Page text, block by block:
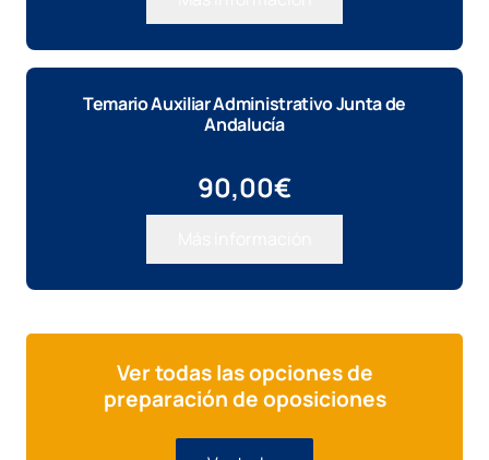
era:
es:
Temario Auxiliar Administrativo Junta de
Andalucía
90,00€
Ver todas las opciones de
preparación de oposiciones